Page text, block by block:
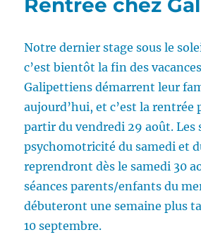
Notre dernier stage sous le
c’est bientôt la fin des
Galipettiens démarrent leur
aujourd’hui, et c’est la rentrée
partir du vendredi 29 août. Les
psychomotricité du samedi et
reprendront dès le samedi 30
séances parents/enfants du
débuteront une semaine plus
10 septembre.